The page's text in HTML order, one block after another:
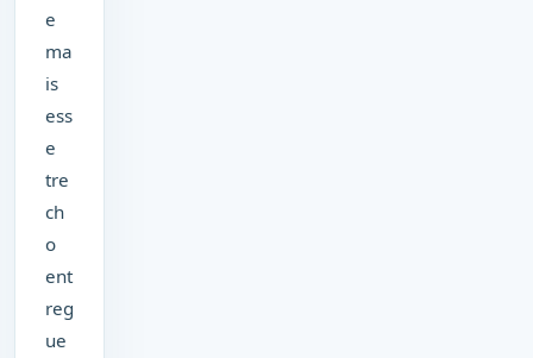
e
ma
is
ess
e
tre
ch
o
ent
reg
ue